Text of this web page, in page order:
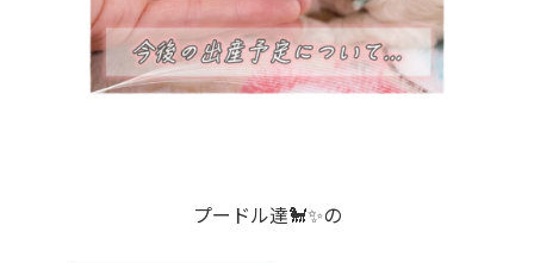
プードル達🐩✨の